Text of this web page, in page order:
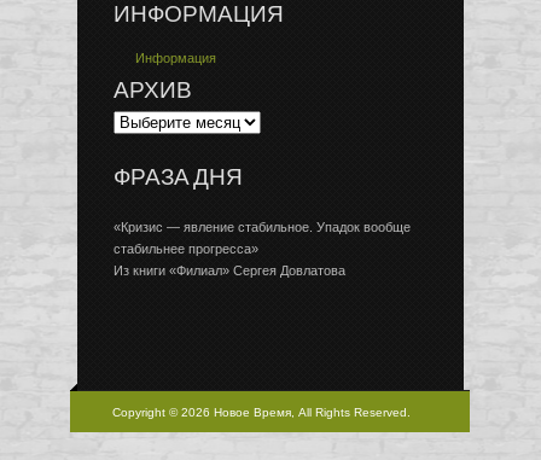
ИНФОРМАЦИЯ
Информация
АРХИВ
ФРАЗА ДНЯ
«Кризис — явление стабильное. Упадок вообще
стабильнее прогресса»
Из книги «Филиал» Сергея Довлатова
Copyright © 2026 Новое Время, All Rights Reserved.